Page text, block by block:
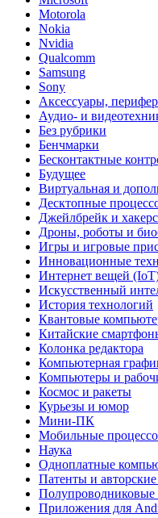
Motorola
Nokia
Nvidia
Qualcomm
Samsung
Sony
Аксессуары,
Аудио- и
Без рубрики
Бенчмарки
Бесконтактные
Будущее
Виртуальная и
Десктопные
Джейлбрейк и
Дроны, роботы и
Игры и игровые
Инновационные
Интернет вещей
Искусственный
История технологий
Квантовые
Китайские
Колонка редактора
Компьютерная
Компьютеры и
Космос и ракеты
Курьезы и юмор
Мини-ПК
Мобильные
Наука
Одноплатные
Патенты и авторские
Полупроводниковые
Приложения для